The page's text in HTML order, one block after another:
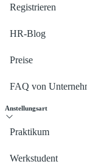
Registrieren
HR-Blog
Preise
FAQ von
Anstellungsart
Praktikum
Werkstudent